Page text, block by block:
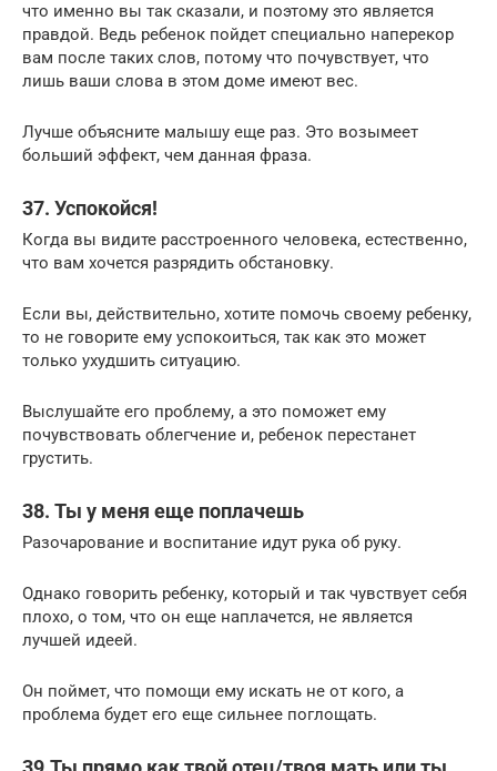
что именно вы так сказали, и поэтому это является
правдой. Ведь ребенок пойдет специально наперекор
вам после таких слов, потому что почувствует, что
лишь ваши слова в этом доме имеют вес.
Лучше объясните малышу еще раз. Это возымеет
больший эффект, чем данная фраза.
37. Успокойся!
Когда вы видите расстроенного человека, естественно,
что вам хочется разрядить обстановку.
Если вы, действительно, хотите помочь своему ребенку,
то не говорите ему успокоиться, так как это может
только ухудшить ситуацию.
Выслушайте его проблему, а это поможет ему
почувствовать облегчение и, ребенок перестанет
грустить.
38. Ты у меня еще поплачешь
Разочарование и воспитание идут рука об руку.
Однако говорить ребенку, который и так чувствует себя
плохо, о том, что он еще наплачется, не является
лучшей идеей.
Он поймет, что помощи ему искать не от кого, а
проблема будет его еще сильнее поглощать.